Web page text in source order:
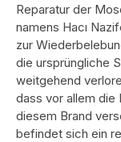
Reparatur der
namens Hacı
zur
die ursprüngliche
weitgehend
dass vor allem die
diesem Brand
befindet sich ein